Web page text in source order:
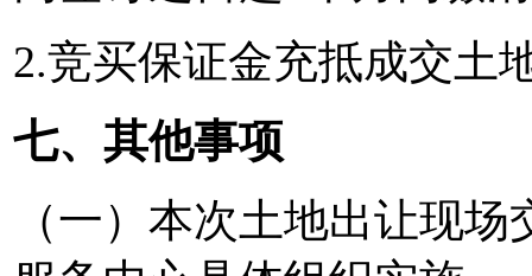
2.竞买保证金充抵成交土
七、其他事项
（一）本次土地出让现